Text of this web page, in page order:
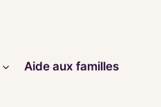
Aide aux familles